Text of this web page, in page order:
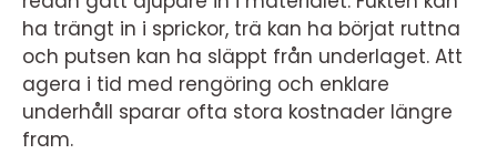
ha trängt in i sprickor, trä kan ha börjat ruttna
och putsen kan ha släppt från underlaget. Att
agera i tid med rengöring och enklare
underhåll sparar ofta stora kostnader längre
fram.